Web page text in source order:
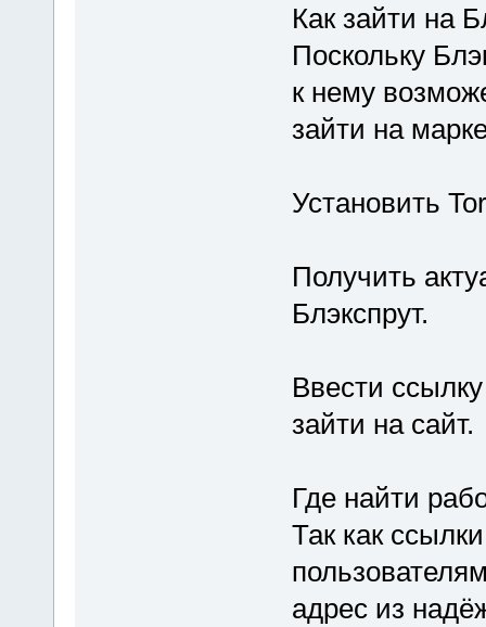
Как зайти на
Поскольку
к нему
зайти на
Установить
Получить
Блэкспрут.
Ввести
зайти на сайт.
Где найти
Так как
адрес из